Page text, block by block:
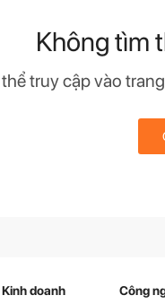
Không tìm
truy cập vào
Kinh doanh Công